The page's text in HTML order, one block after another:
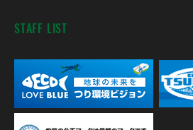
STAFF LIST